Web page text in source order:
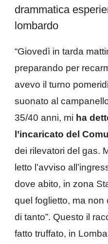
drammatica
lombardo
“Giovedì in tarda
preparando per
avevo il turno
suonato al
35/40 anni, mi ha
l’incaricato del
dei rilevatori del gas.
letto l’avviso
dove abito, in zona
quel foglietto, ma
di tanto”. Questo il
fatto truffato, in